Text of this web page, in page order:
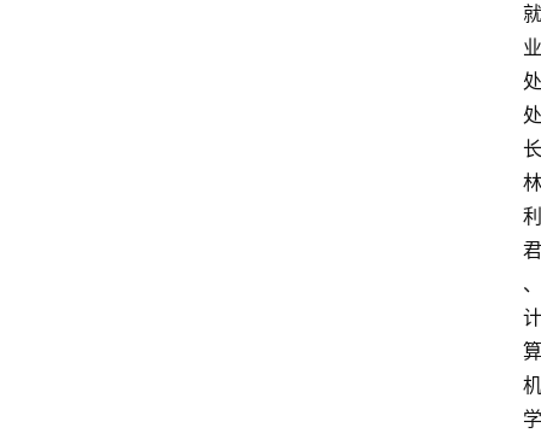
就
业
处
处
长
林
利
君
、
计
算
机
学